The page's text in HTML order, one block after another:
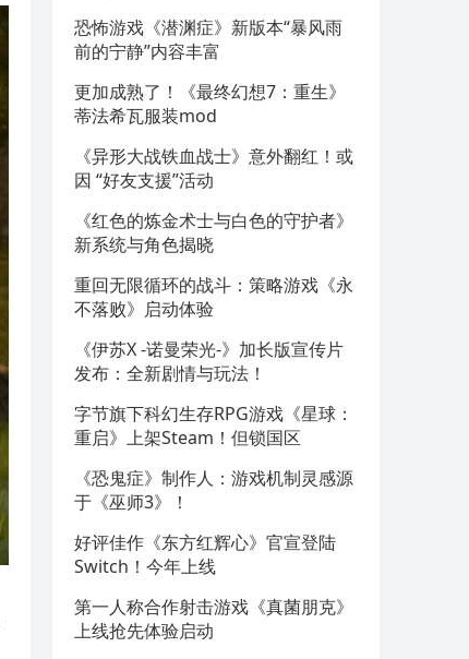
恐怖游戏《潜渊症》新版本“暴风雨
前的宁静”内容丰富
更加成熟了！《最终幻想7：重生》
蒂法希瓦服装mod
《异形大战铁血战士》意外翻红！或
因 “好友支援”活动
《红色的炼金术士与白色的守护者》
新系统与角色揭晓
重回无限循环的战斗：策略游戏《永
不落败》启动体验
《伊苏X -诺曼荣光-》加长版宣传片
发布：全新剧情与玩法！
字节旗下科幻生存RPG游戏《星球：
重启》上架Steam！但锁国区
《恐鬼症》制作人：游戏机制灵感源
于《巫师3》！
好评佳作《东方红辉心》官宣登陆
Switch！今年上线
第一人称合作射击游戏《真菌朋克》
上线抢先体验启动